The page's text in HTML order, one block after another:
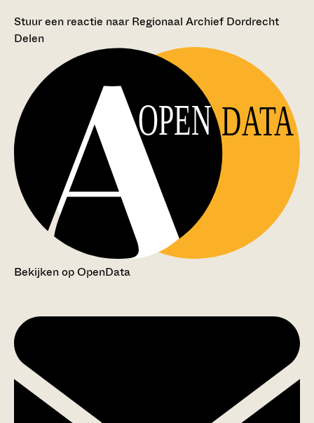
Stuur een reactie naar Regionaal Archief Dordrecht
Delen
OPEN DATA
Bekijken op OpenData